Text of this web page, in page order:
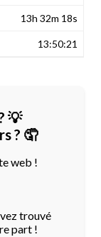
13h 32m 18s
13:50:21
💡
? 🤦
web !
trouvé
part !